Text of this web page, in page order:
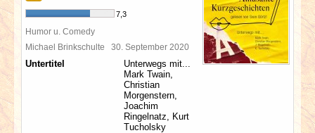
SPECIALS
REDAKTION
7,3
Humor u. Comedy
Michael Brinkschulte 30. September 2020
Untertitel
Unterwegs mit...
Mark Twain,
Christian
Morgenstern,
Joachim
Ringelnatz, Kurt
Tucholsky